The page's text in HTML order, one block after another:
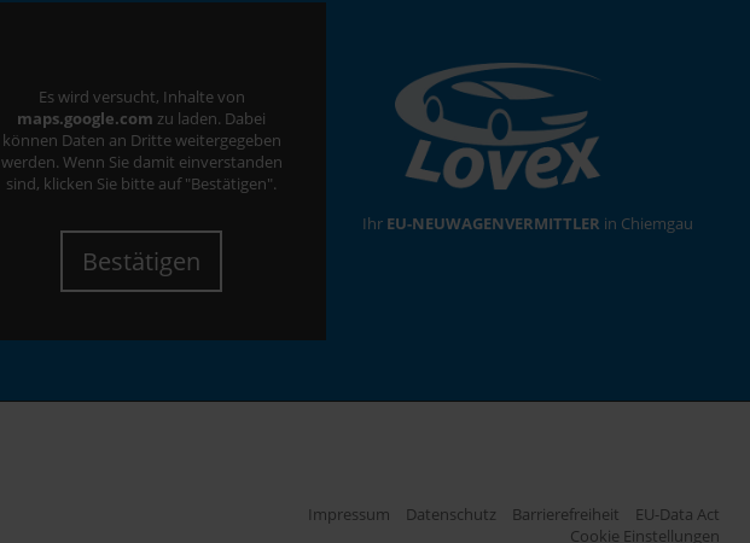
Es wird versucht, Inhalte von
maps.google.com zu laden. Dabei
können Daten an Dritte weitergegeben
werden. Wenn Sie damit einverstanden
sind, klicken Sie bitte auf "Bestätigen".
Bestätigen
Ihr EU-NEUWAGENVERMITTLER in Chiemgau
Impressum Datenschutz Barrierefreiheit
EU-Data Act
Cookie Einstellungen